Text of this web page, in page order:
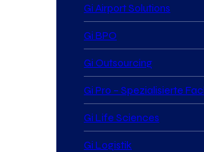
Gi Airport Solutions
Gi BPO
Gi Outsourcing
Gi Pro – Spezialisierte
Gi Life Sciences
Gi Logistik